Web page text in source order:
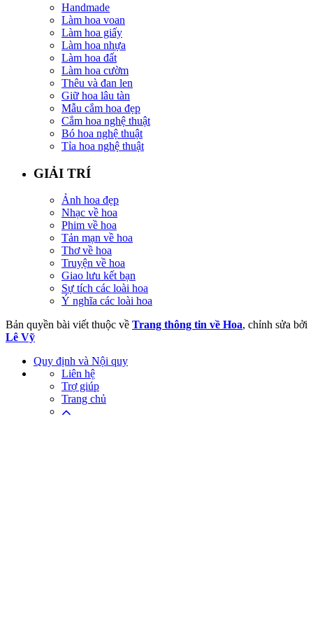
Handmade
Làm hoa voan
Làm hoa giấy
Làm hoa nhựa
Làm hoa đất
Làm hoa cườm
Thêu và đan len
Giữ hoa lâu tàn
Mẫu cắm hoa đẹp
Cắm hoa nghệ thuật
Bó hoa nghệ thuật
Tỉa hoa nghệ thuật
GIẢI TRÍ
Ảnh hoa đẹp
Nhạc về hoa
Phim về hoa
Tản mạn về hoa
Thơ về hoa
Truyện về hoa
Giao lưu kết bạn
Sự tích các loài hoa
Ý nghĩa các loài hoa
Bản quyền bài viết thuộc về Trang thông tin về Hoa, chỉnh sửa bởi
Lê Vỹ
Quy định và Nội quy
Liên hệ
Trợ giúp
Trang chủ